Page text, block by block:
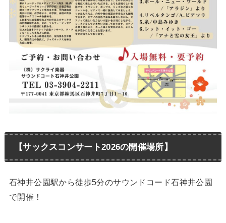
【サックスコンサート2026の開催場所】
石神井公園駅から徒歩5分のサウンドコード石神井公園
で開催！